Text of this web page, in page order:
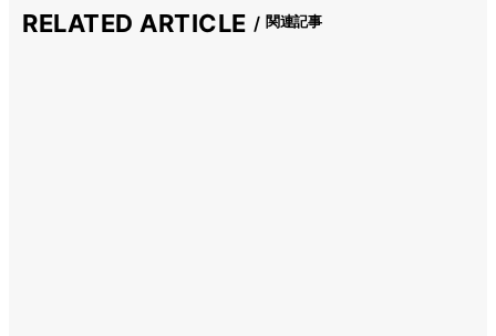
RELATED ARTICLE 関連記事